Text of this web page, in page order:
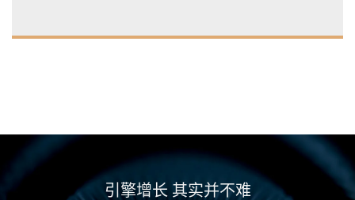
引擎增长 其实并不难
0/200